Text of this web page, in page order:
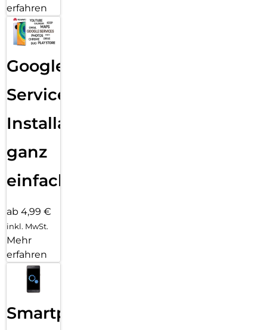
erfahren
Google
Services
Installation
ganz
einfach
ab 4,99 €
inkl. MwSt.
Mehr
erfahren
Smartphone